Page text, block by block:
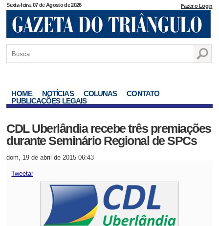
Sexta-feira, 07 de Agosto de 2026 Fazer o Login
HOME NOTÍCIAS COLUNAS
CONTATO
PUBLICAÇÕES LEGAIS
CDL Uberlândia recebe três premiações
durante Seminário Regional de SPCs
dom, 19 de abril de 2015 06:43
Tweetar